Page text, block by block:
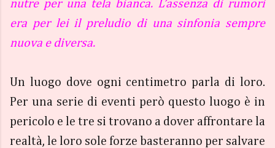
nutre per una tela bianca. L’assenza di rumori
era per lei il preludio di una sinfonia sempre
nuova e diversa.
Un luogo dove ogni centimetro parla di loro.
Per una serie di eventi però questo luogo è in
pericolo e le tre si trovano a dover affrontare la
realtà, le loro sole forze basteranno per salvare